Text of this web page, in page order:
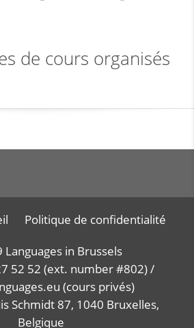
de cours organisés
Politique de confidentialité
Languages in Brussels
52 52 (ext. number #802) /
(cours privés)
Schmidt 87, 1040 Bruxelles,
Belgique